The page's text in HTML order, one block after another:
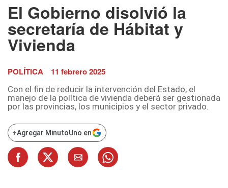
El Gobierno disolvió la
secretaría de Hábitat y
Vivienda
POLÍTICA 11 febrero 2025
Con el fin de reducir la intervención del Estado, el
manejo de la política de vivienda deberá ser gestionada
por las provincias, los municipios y el sector privado.
+Agregar MinutoUno en